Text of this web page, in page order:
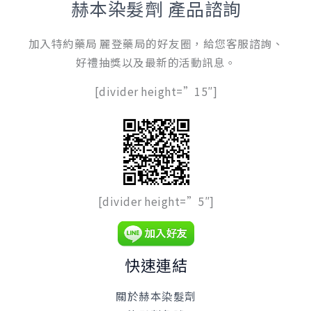
赫本染髮劑 產品諮詢
加入特約藥局 麗登藥局的好友圈，給您客服諮詢、
好禮抽獎以及最新的活動訊息。
[divider height=”15″]
[divider height=”5″]
快速連結
關於赫本染髮劑